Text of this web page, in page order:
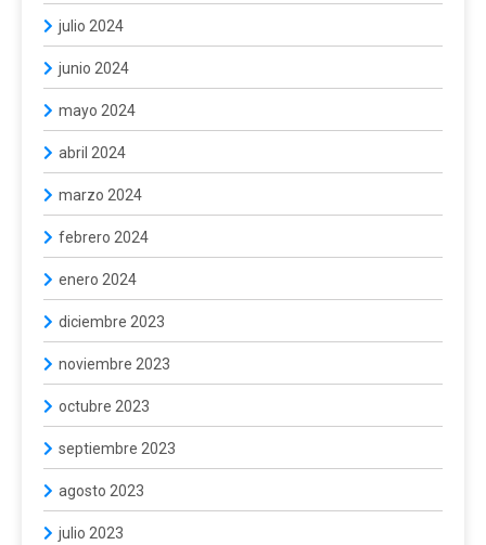
julio 2024
junio 2024
mayo 2024
abril 2024
marzo 2024
febrero 2024
enero 2024
diciembre 2023
noviembre 2023
octubre 2023
septiembre 2023
agosto 2023
julio 2023